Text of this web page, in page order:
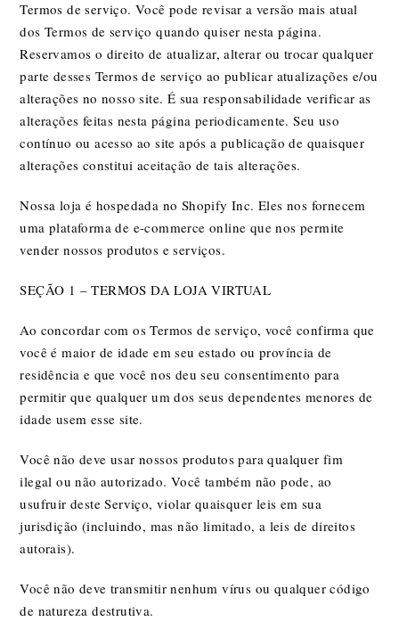
Termos de serviço. Você pode revisar a versão mais atual
dos Termos de serviço quando quiser nesta página.
Reservamos o direito de atualizar, alterar ou trocar qualquer
parte desses Termos de serviço ao publicar atualizações e/ou
alterações no nosso site. É sua responsabilidade verificar as
alterações feitas nesta página periodicamente. Seu uso
contínuo ou acesso ao site após a publicação de quaisquer
alterações constitui aceitação de tais alterações.
Nossa loja é hospedada no Shopify Inc. Eles nos fornecem
uma plataforma de e-commerce online que nos permite
vender nossos produtos e serviços.
SEÇÃO 1 – TERMOS DA LOJA VIRTUAL
Ao concordar com os Termos de serviço, você confirma que
você é maior de idade em seu estado ou província de
residência e que você nos deu seu consentimento para
permitir que qualquer um dos seus dependentes menores de
idade usem esse site.
Você não deve usar nossos produtos para qualquer fim
ilegal ou não autorizado. Você também não pode, ao
usufruir deste Serviço, violar quaisquer leis em sua
jurisdição (incluindo, mas não limitado, a leis de direitos
autorais).
Você não deve transmitir nenhum vírus ou qualquer código
de natureza destrutiva.